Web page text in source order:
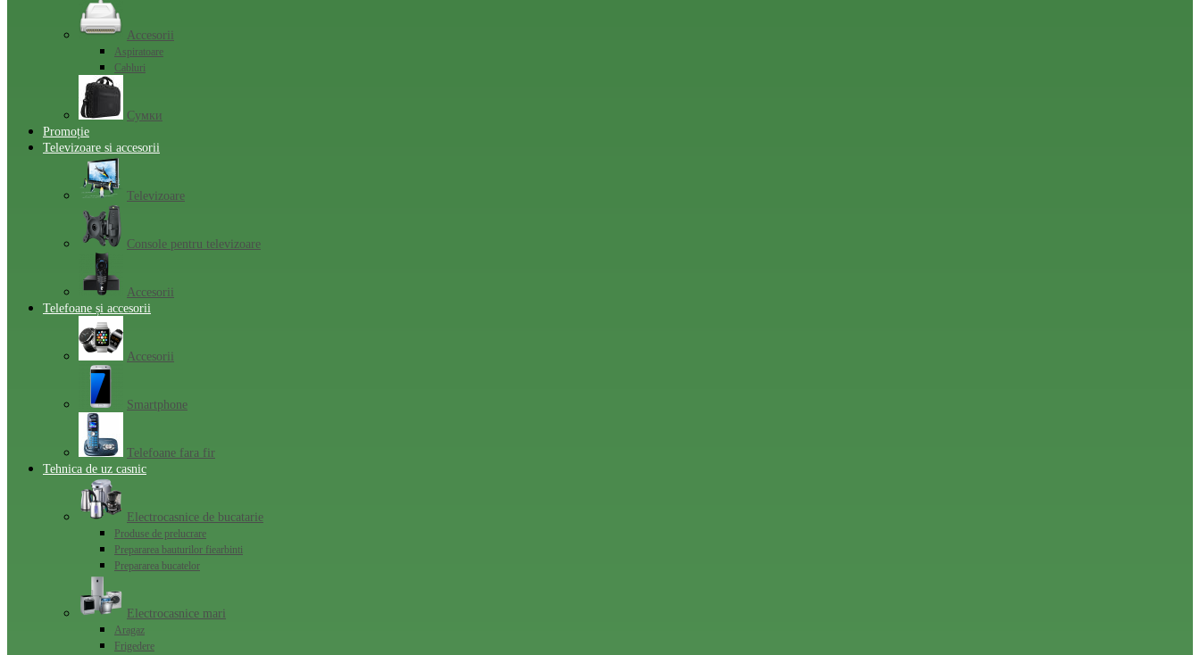
Accesorii
Aspiratoare
Cabluri
Сумки
Promoție
Televizoare si accesorii
Televizoare
Console pentru televizoare
Accesorii
Telefoane și accesorii
Accesorii
Smartphone
Telefoane fara fir
Tehnica de uz casnic
Electrocasnice de bucatarie
Produse de prelucrare
Prepararea bauturilor fiearbinti
Prepararea bucatelor
Electrocasnice mari
Aragaz
Frigedere